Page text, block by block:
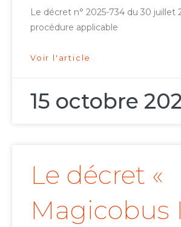
Le décret n° 2025-734 du 30 juillet
procédure applicable
Voir l'article
15 octobre
Le décret «
Magicobus